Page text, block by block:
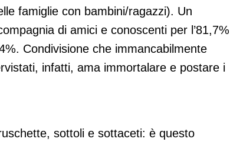
famiglie con bambini/ragazzi). Un
di amici e conoscenti per l’81,7%
Condivisione che immancabilmente
infatti, ama immortalare e postare i
sottoli e sottaceti: è questo